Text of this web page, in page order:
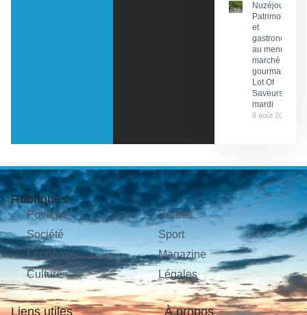
Nuzéjouls :
Patrimoine
et
gastronomie
au menu du
marché
gourmand
Lot Of
Saveurs ce
mardi
8 août 2026
Rubriques
Politique
Société
Économie
Culture
Sorties
Sport
Magazine
Légales
Liens utiles À propos